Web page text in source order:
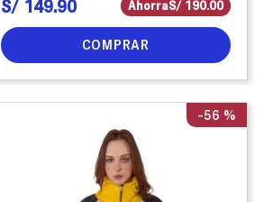
S/ 149.90 AhorraS/ 190.00
COMPRAR
-56 %